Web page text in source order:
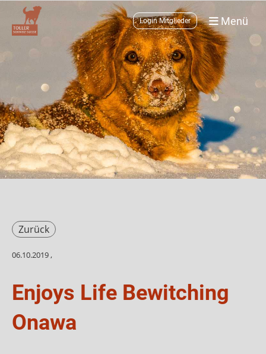
Login Mitglieder Menü
Zurück
06.10.2019,
Enjoys Life Bewitching
Onawa